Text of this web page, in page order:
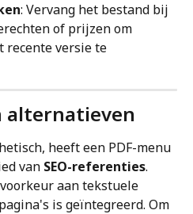
: Vervang het bestand bij
of prijzen om
recente versie te
alternatieven
heeft een PDF-menu
van SEO-referenties.
aan tekstuele
is geïntegreerd. Om